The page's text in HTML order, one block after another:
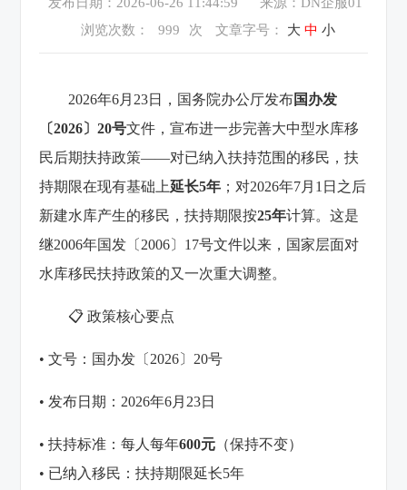
浏览次数：
999 次 文章字号： 大 中 小
2026年6月23日，国务院办公厅发布国办发
〔2026〕20号文件，宣布进一步完善大中型水库移
民后期扶持政策——对已纳入扶持范围的移民，扶
持期限在现有基础上延长5年 ；对2026年7月1日之后
新建水库产生的移民，扶持期限按25年计算。这是
继2006年国发〔2006〕17号文件以来，国家层面对
水库移民扶持政策的又一次重大调整。
📋 政策核心要点
• 文号：国办发〔2026〕20号
• 发布日期：2026年6月23日
• 扶持标准：每人每年600元 （保持不变）
• 已纳入移民：扶持期限延长5年